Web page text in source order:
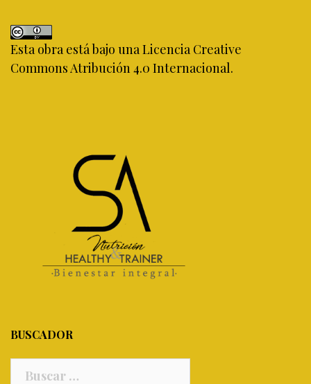
Esta obra está bajo unaLicencia Creative
Commons Atribución 4.0 Internacional.
BUSCADOR